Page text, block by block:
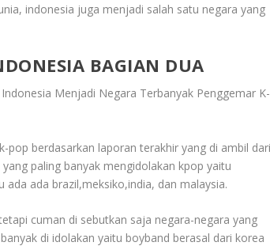
indonesia juga menjadi salah satu negara yang
BAGIAN DUA
Indonesia Menjadi Negara Terbanyak Penggemar K-
pop berdasarkan laporan terakhir yang di ambil
paling banyak mengidolakan kpop yaitu
ada brazil,meksiko,india, dan malaysia.
cuman di sebutkan saja negara-negara yang
di idolakan yaitu boyband berasal dari korea